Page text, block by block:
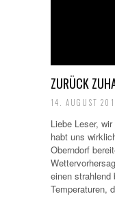
ZURÜCK
14. AUGUST
Liebe Leser,
habt uns
Oberndorf
einen strahlend